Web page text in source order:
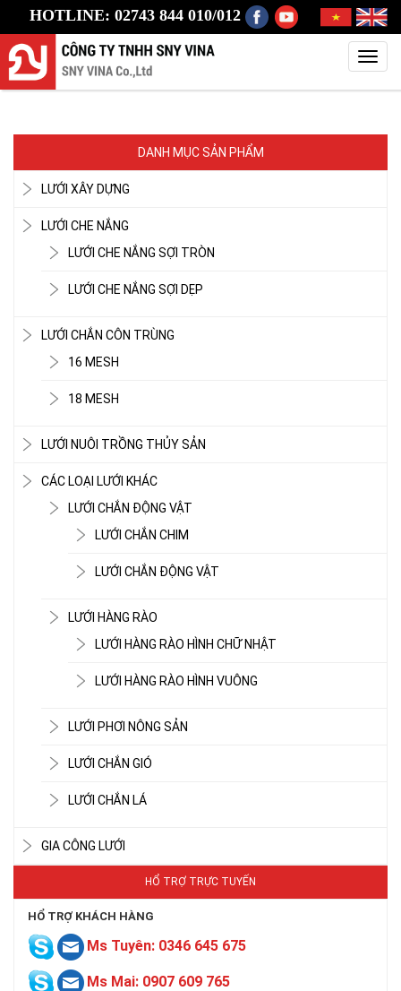
HOTLINE: 02743 844 010/012
DANH MỤC SẢN PHẨM
LƯỚI XÂY DỰNG
LƯỚI CHE NẮNG
LƯỚI CHE NẮNG SỢI TRÒN
LƯỚI CHE NẮNG SỢI DẸP
LƯỚI CHẮN CÔN TRÙNG
16 MESH
18 MESH
LƯỚI NUÔI TRỒNG THỦY SẢN
CÁC LOẠI LƯỚI KHÁC
LƯỚI CHẮN ĐỘNG VẬT
LƯỚI CHẮN CHIM
LƯỚI CHẮN ĐỘNG VẬT
LƯỚI HÀNG RÀO
LƯỚI HÀNG RÀO HÌNH CHỮ NHẬT
LƯỚI HÀNG RÀO HÌNH VUÔNG
LƯỚI PHƠI NÔNG SẢN
LƯỚI CHẮN GIÓ
LƯỚI CHẮN LÁ
GIA CÔNG LƯỚI
HỔ TRỢ TRỰC TUYẾN
HỔ TRỢ KHÁCH HÀNG
Ms Tuyên: 0346 645 675
Ms Mai: 0907 609 765